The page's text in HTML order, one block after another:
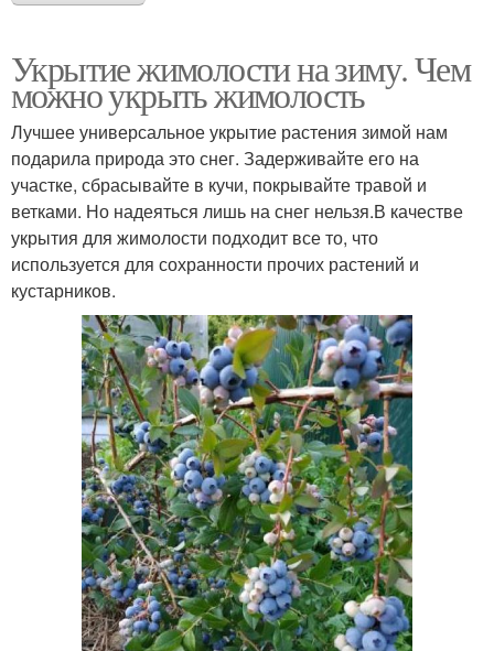
Укрытие жимолости на зиму. Чем
можно укрыть жимолость
Лучшее универсальное укрытие растения зимой нам
подарила природа это снег. Задерживайте его на
участке, сбрасывайте в кучи, покрывайте травой и
ветками. Но надеяться лишь на снег нельзя.В качестве
укрытия для жимолости подходит все то, что
используется для сохранности прочих растений и
кустарников.